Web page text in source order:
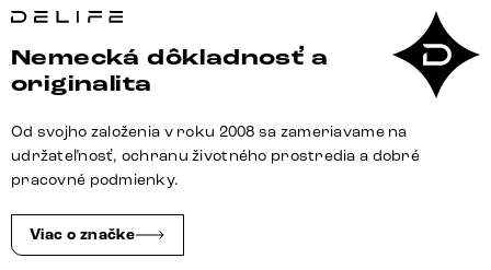
stolička
Flex
s
opierkami
barančekový
potah
krížová
podstava
Nemecká dôkladnosť a
originalita
Od svojho založenia v roku 2008 sa zameriavame na
udržateľnosť, ochranu životného prostredia a dobré
pracovné podmienky.
Viac o značke